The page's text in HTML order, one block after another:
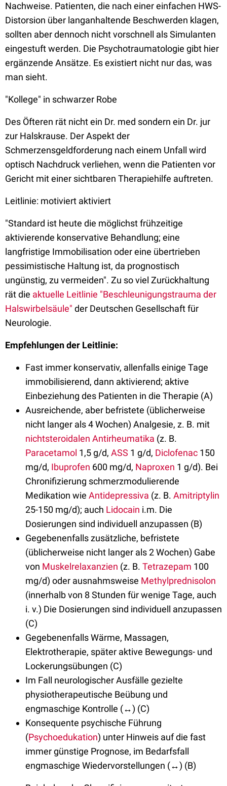
Nachweise. Patienten, die nach einer einfachen HWS-
Distorsion über langanhaltende Beschwerden klagen,
sollten aber dennoch nicht vorschnell als Simulanten
eingestuft werden. Die Psychotraumatologie gibt hier
ergänzende Ansätze. Es existiert nicht nur das, was
man sieht.
"Kollege" in schwarzer Robe
Des Öfteren rät nicht ein Dr. med sondern ein Dr. jur
zur Halskrause. Der Aspekt der
Schmerzensgeldforderung nach einem Unfall wird
optisch Nachdruck verliehen, wenn die Patienten vor
Gericht mit einer sichtbaren Therapiehilfe auftreten.
Leitlinie: motiviert aktiviert
"Standard ist heute die möglichst frühzeitige
aktivierende konservative Behandlung; eine
langfristige Immobilisation oder eine übertrieben
pessimistische Haltung ist, da prognostisch
ungünstig, zu vermeiden". Zu so viel Zurückhaltung
rät die aktuelle Leitlinie "Beschleunigungstrauma der
Halswirbelsäule" der Deutschen Gesellschaft für
Neurologie.
Empfehlungen der Leitlinie:
Fast immer konservativ, allenfalls einige Tage
immobilisierend, dann aktivierend; aktive
Einbeziehung des Patienten in die Therapie (A)
Ausreichende, aber befristete (üblicherweise
nicht langer als 4 Wochen) Analgesie, z. B. mit
nichtsteroidalen Antirheumatika (z. B.
Paracetamol 1,5 g/d, ASS 1 g/d, Diclofenac 150
mg/d, Ibuprofen 600 mg/d, Naproxen 1 g/d). Bei
Chronifizierung schmerzmodulierende
Medikation wie Antidepressiva (z. B. Amitriptylin
25-150 mg/d); auch Lidocain i.m. Die
Dosierungen sind individuell anzupassen (B)
Gegebenenfalls zusätzliche, befristete
(üblicherweise nicht langer als 2 Wochen) Gabe
von Muskelrelaxanzien (z. B. Tetrazepam 100
mg/d) oder ausnahmsweise Methylprednisolon
(innerhalb von 8 Stunden für wenige Tage, auch
i. v.) Die Dosierungen sind individuell anzupassen
(C)
Gegebenenfalls Wärme, Massagen,
Elektrotherapie, später aktive Bewegungs- und
Lockerungsübungen (C)
Im Fall neurologischer Ausfälle gezielte
physiotherapeutische Beübung und
engmaschige Kontrolle (↔) (C)
Konsequente psychische Führung
(Psychoedukation) unter Hinweis auf die fast
immer günstige Prognose, im Bedarfsfall
engmaschige Wiedervorstellungen (↔) (B)